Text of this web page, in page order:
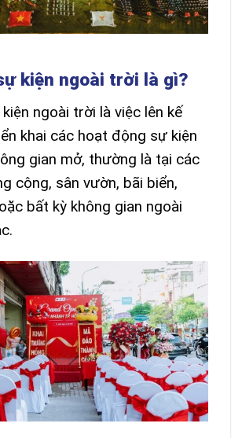
kiện ngoài trời là gì?
ngoài trời là việc lên kế
khai các hoạt động sự kiện
gian mở, thường là tại các
cộng, sân vườn, bãi biển,
bất kỳ không gian ngoài